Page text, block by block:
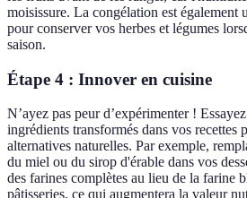
moisissure. La congélation est également
pour conserver vos herbes et légumes
saison.
Étape 4 : Innover en cuisine
N’ayez pas peur d’expérimenter !
ingrédients transformés dans vos recettes
alternatives naturelles. Par exemple,
du miel ou du sirop d'érable dans vos
des farines complètes au lieu de la farine
pâtisseries, ce qui augmentera la valeur